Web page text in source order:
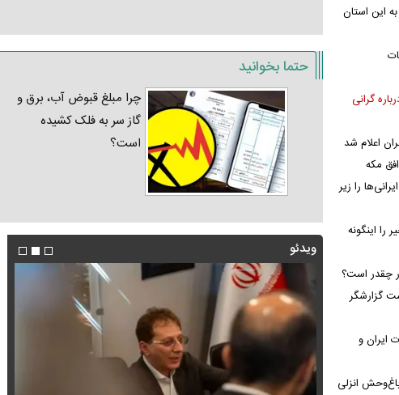
حتما بخوانید
چرا مبلغ قبوض آب، برق و
گاز سر به فلک کشیده
است؟
ویدئو
این استان
گرانی
اعلام شد
مکه
را زیر
را اینگونه
چقدر است؟
گزارشگر
ایران و
انزلی